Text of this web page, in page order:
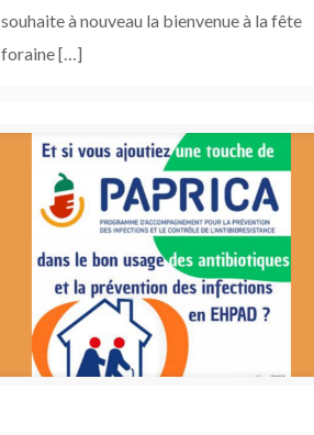
souhaite à nouveau la bienvenue à la fête
foraine[…]